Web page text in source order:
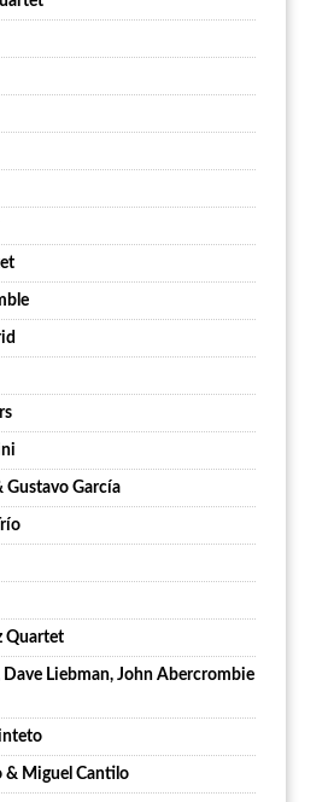
Gustavo García
Quartet
Liebman, John Abercrombie
& Miguel Cantilo